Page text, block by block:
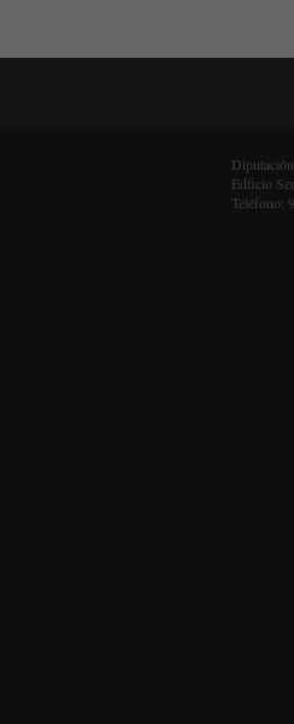
Edficio
Teléfono: